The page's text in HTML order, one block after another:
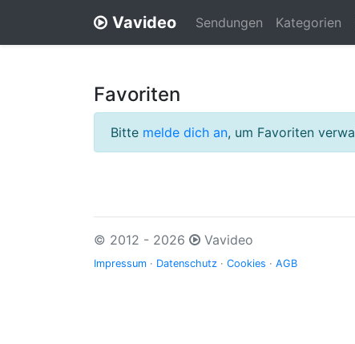
Vavideo Sendungen Kategorien
Favoriten
Bitte melde dich an, um Favoriten
© 2012 - 2026 Vavideo
Impressum · Datenschutz · Cookies · AGB